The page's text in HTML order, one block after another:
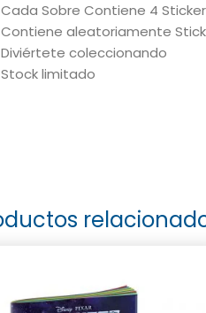
Sobre Contiene 4
aleatoriamente
coleccionando
limitado